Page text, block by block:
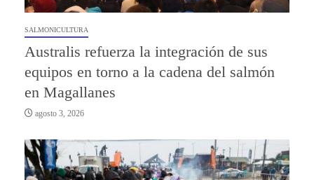
SALMONICULTURA
Australis refuerza la integración de sus
equipos en torno a la cadena del salmón
en Magallanes
agosto 3, 2026